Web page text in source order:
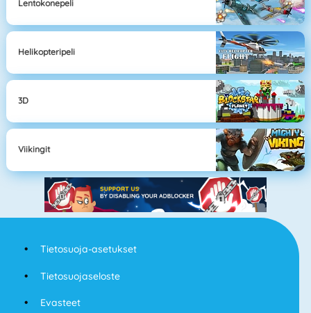
Lentokonepeli
Helikopteripeli
3D
Viikingit
Tietosuoja-asetukset
Tietosuojaseloste
Evasteet